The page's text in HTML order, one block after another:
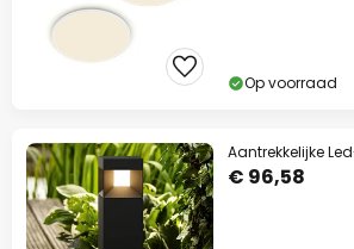
Op voorraad
Aantrekkelijke
€ 96,58